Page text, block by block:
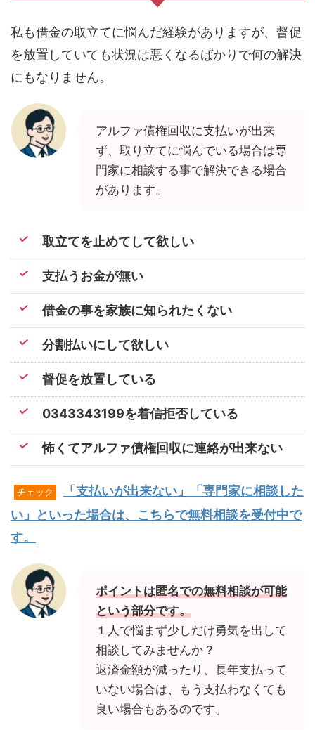
私も借金の取立てに悩んだ経験がありますが、督促
を放置していても状況は悪くなるばかりで何の解決
にもなりません。
アルファ債権回収に支払いが出来
ず、取り立てに悩んでいる場合は専
門家に相談する事で解決できる場合
があります。
取立てを止めてして欲しい
支払うお金が無い
借金の事を家族に知られたくない
分割払いにして欲しい
督促を放置している
0343343199を着信拒否している
怖くてアルファ債権回収に連絡が出来ない
チェック
「支払いが出来ない」「専門家に相談した
い」といった場合は、こちらで無料相談を受付中で
す。
ポイントは匿名での無料相談が可能
という部分です。
１人で悩まず少しだけ勇気を出して
相談してみませんか？
返済金額が減ったり、長年支払って
いない場合は、もう支払わなくても
良い場合もあるのです。